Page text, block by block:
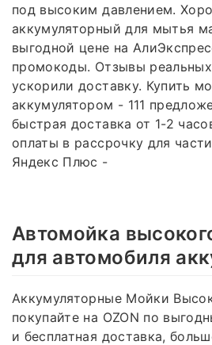
под высоким давлением.
аккумуляторный для мытья
выгодной цене на
промокоды. Отзывы
ускорили доставку. Купить
аккумулятором - 111
быстрая доставка от 1-2
оплаты в рассрочку для
Яндекс Плюс -
Автомойка
для автомобиля
Аккумуляторные Мойки
покупайте на OZON по
и бесплатная доставка,